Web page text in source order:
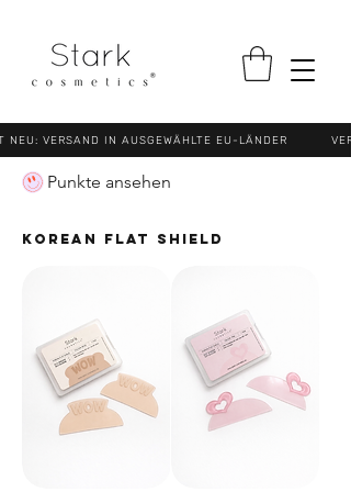
VERSAND IN AUSGEWÄHLTE EU-LÄNDER
Punkte ansehen
Korean Flat Shield